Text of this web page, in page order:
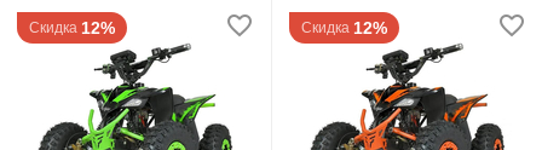
Скидка 12% Скидка 12%